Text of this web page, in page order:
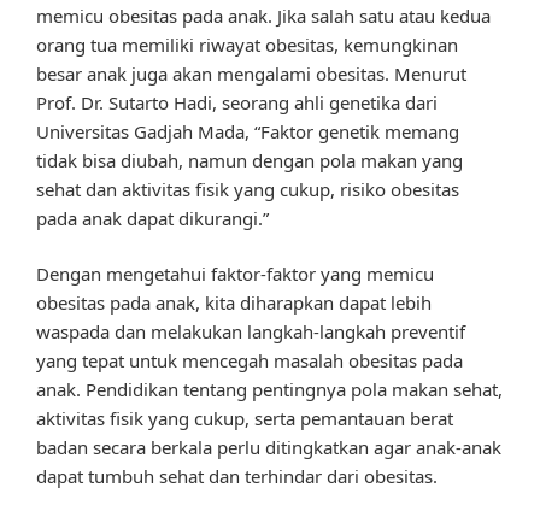
memicu obesitas pada anak. Jika salah satu atau kedua
orang tua memiliki riwayat obesitas, kemungkinan
besar anak juga akan mengalami obesitas. Menurut
Prof. Dr. Sutarto Hadi, seorang ahli genetika dari
Universitas Gadjah Mada, “Faktor genetik memang
tidak bisa diubah, namun dengan pola makan yang
sehat dan aktivitas fisik yang cukup, risiko obesitas
pada anak dapat dikurangi.”
Dengan mengetahui faktor-faktor yang memicu
obesitas pada anak, kita diharapkan dapat lebih
waspada dan melakukan langkah-langkah preventif
yang tepat untuk mencegah masalah obesitas pada
anak. Pendidikan tentang pentingnya pola makan sehat,
aktivitas fisik yang cukup, serta pemantauan berat
badan secara berkala perlu ditingkatkan agar anak-anak
dapat tumbuh sehat dan terhindar dari obesitas.